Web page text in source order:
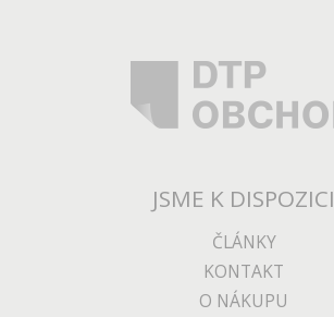
JSME K DISPOZICI
ČLÁNKY
KONTAKT
O NÁKUPU